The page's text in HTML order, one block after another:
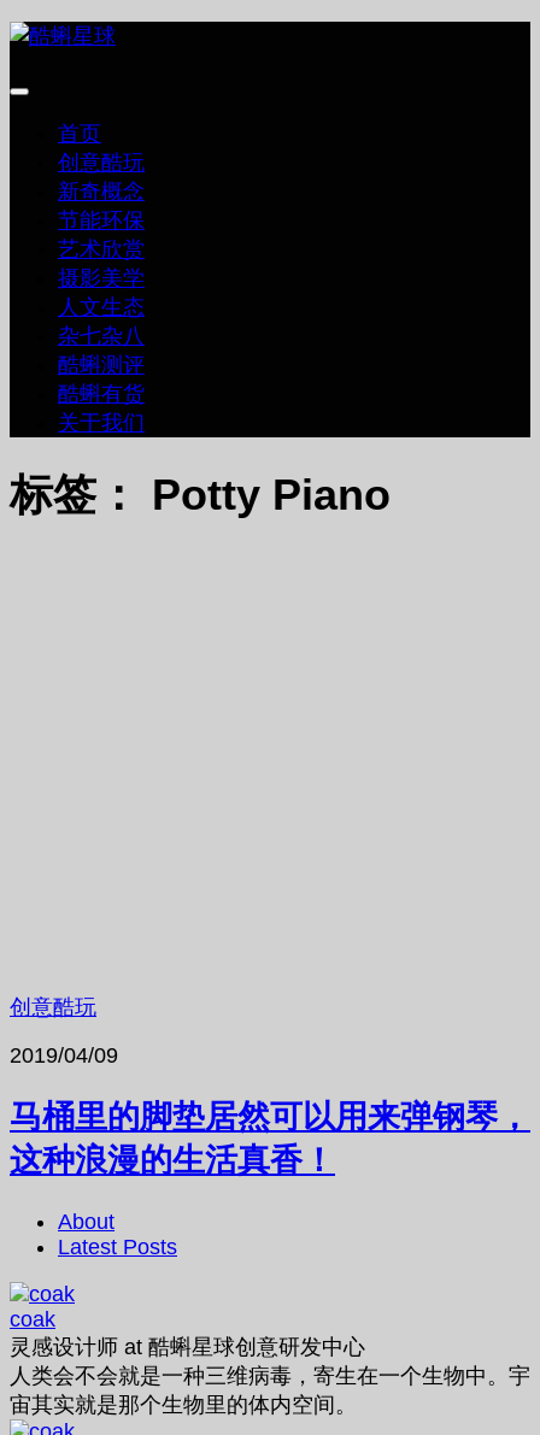
跳
内
首页
创意酷玩
新奇概念
节能环保
艺术欣赏
摄影美学
人文生态
杂七杂八
酷蝌测评
酷蝌有货
关于我们
标签： Potty Piano
创意酷玩
2019/04/09
马桶里的脚垫居然可以用来弹钢琴，
这种浪漫的生活真香！
About
Latest Posts
coak
灵感设计师 at 酷蝌星球创意研发中心
人类会不会就是一种三维病毒，寄生在一个生物中。宇
宙其实就是那个生物里的体内空间。